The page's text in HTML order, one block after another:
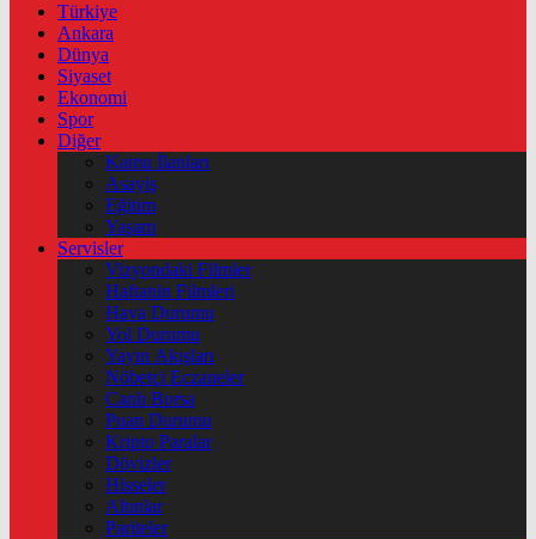
Türkiye
Ankara
Dünya
Siyaset
Ekonomi
Spor
Diğer
Kamu İlanları
Asayiş
Eğitim
Yaşam
Servisler
Vizyondaki Filmler
Haftanin Filmleri
Hava Durumu
Yol Durumu
Yayın Akışları
Nöbetçi Eczaneler
Canlı Borsa
Puan Durumu
Kripto Paralar
Dövizler
Hisseler
Altınlar
Pariteler